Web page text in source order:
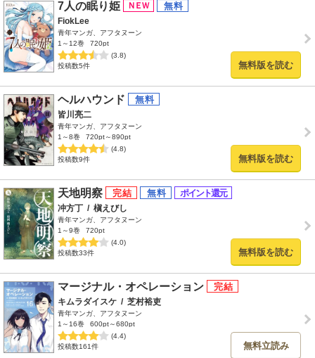
7人の眠り姫
FiokLee
青年マンガ、アフタヌーン
1～12巻
720pt
(3.8)
投稿数5件
無料版を読む
ヘルハウンド
皆川亮二
青年マンガ、アフタヌーン
1～8巻
720pt～890pt
(4.8)
投稿数9件
無料版を読む
天地明察
冲方丁 / 槇えびし
青年マンガ、アフタヌーン
1～9巻
720pt
(4.0)
投稿数33件
無料版を読む
マージナル・オペレーション
キムラダイスケ / 芝村裕吏
青年マンガ、アフタヌーン
1～16巻
600pt～680pt
(4.4)
投稿数161件
無料立読み